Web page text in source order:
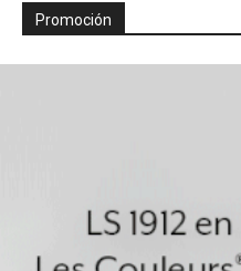
Promoción